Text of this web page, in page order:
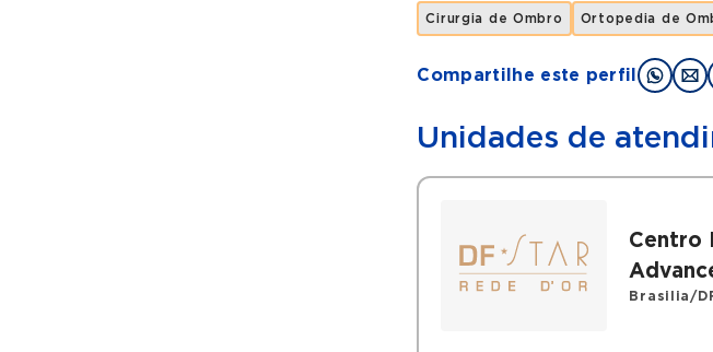
Cirurgia de Ombro Ortopedia de
Compartilhe este perfil
Unidades de
Centro
Brasilia/